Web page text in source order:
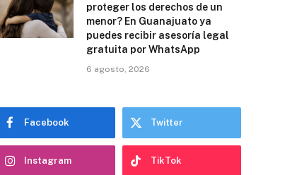
proteger los derechos de un
menor? En Guanajuato ya
puedes recibir asesoría legal
gratuita por WhatsApp
6 agosto, 2026
Facebook Twitter
Instagram TikTok